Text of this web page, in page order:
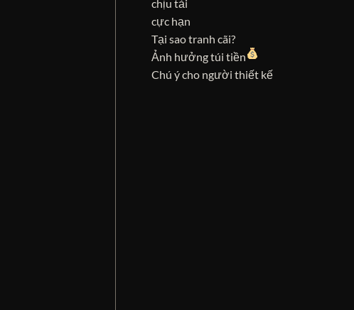
chịu tải
cực hạn
Tại sao tranh cãi?
Ảnh hưởng túi tiền
Chú ý cho người thiết kế